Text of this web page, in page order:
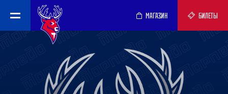
МАГАЗИН БИЛЕТЫ